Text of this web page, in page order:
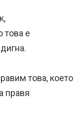
това е
това, което
правя